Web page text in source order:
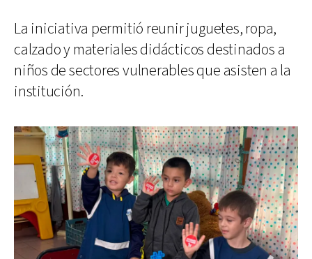
La iniciativa permitió reunir juguetes, ropa,
calzado y materiales didácticos destinados a
niños de sectores vulnerables que asisten a la
institución.